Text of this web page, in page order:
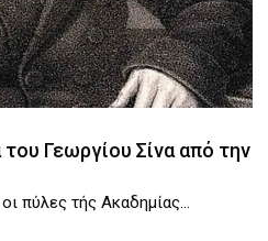
Γεωργίου Σίνα από την
πύλες τής Ακαδημίας...